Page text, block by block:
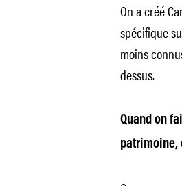
On a créé
spécifique
moins
dessus.
Quand on
patrimoine,